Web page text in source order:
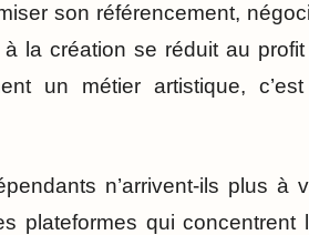
son référencement,
la création se réduit au
un métier artistique,
n’arrivent-ils plus à
plateformes qui concentrent